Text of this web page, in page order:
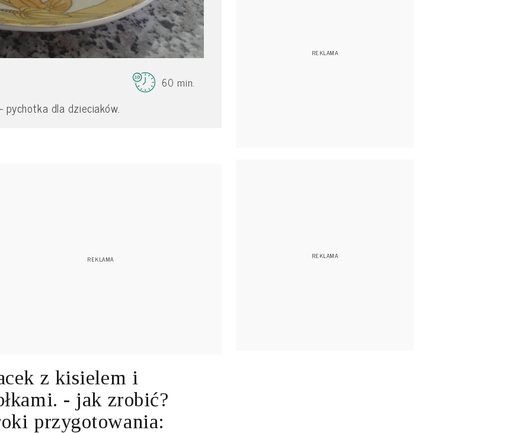
60 min.
pychotka dla dzieciaków.
z kisielem i
- jak zrobić?
przygotowania: